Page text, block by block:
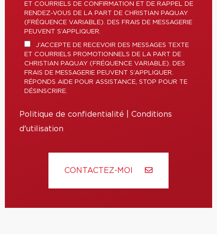
ET COURRIELS DE CONFIRMATION ET DE RAPPEL DE
RENDEZ-VOUS DE LA PART DE CHRISTIAN PAQUAY
(FRÉQUENCE VARIABLE). DES FRAIS DE MESSAGERIE
PEUVENT S’APPLIQUER.
J’ACCEPTE DE RECEVOIR DES MESSAGES TEXTE
ET COURRIELS PROMOTIONNELS DE LA PART DE
CHRISTIAN PAQUAY (FRÉQUENCE VARIABLE). DES
FRAIS DE MESSAGERIE PEUVENT S’APPLIQUER.
RÉPONDS AIDE POUR ASSISTANCE, STOP POUR TE
DÉSINSCRIRE.
Politique de confidentialité
Conditions
d'utilisation
CONTACTEZ-MOI